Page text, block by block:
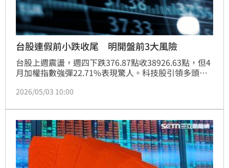
台股連假前小跌收尾 明開盤前3大風險
台股上週震盪，週四下跌376.87點收38926.63點，但4
月加權指數強彈22.71%表現驚人。科技股引領多頭趨
AI」布局，帶動算力與推論需求爆發。專家看好AI從模
需求。儘管外資上週轉賣，但電子指數中長期上行趨勢
明確，後續需關注通膨數據與聯準會貨幣政策，以應對
市場結構性復甦。
2026/05/03 10:00